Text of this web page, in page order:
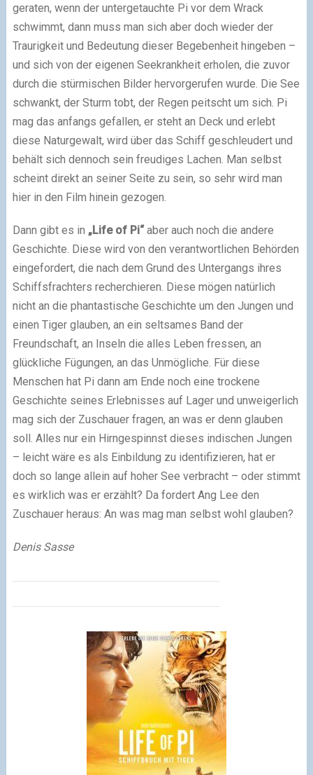
geraten, wenn der untergetauchte Pi vor dem Wrack
schwimmt, dann muss man sich aber doch wieder der
Traurigkeit und Bedeutung dieser Begebenheit hingeben –
und sich von der eigenen Seekrankheit erholen, die zuvor
durch die stürmischen Bilder hervorgerufen wurde. Die See
schwankt, der Sturm tobt, der Regen peitscht um sich. Pi
mag das anfangs gefallen, er steht an Deck und erlebt
diese Naturgewalt, wird über das Schiff geschleudert und
behält sich dennoch sein freudiges Lachen. Man selbst
scheint direkt an seiner Seite zu sein, so sehr wird man
hier in den Film hinein gezogen.
Dann gibt es in „Life of Pi“aber auch noch die andere
Geschichte. Diese wird von den verantwortlichen Behörden
eingefordert, die nach dem Grund des Untergangs ihres
Schiffsfrachters recherchieren. Diese mögen natürlich
nicht an die phantastische Geschichte um den Jungen und
einen Tiger glauben, an ein seltsames Band der
Freundschaft, an Inseln die alles Leben fressen, an
glückliche Fügungen, an das Unmögliche. Für diese
Menschen hat Pi dann am Ende noch eine trockene
Geschichte seines Erlebnisses auf Lager und unweigerlich
mag sich der Zuschauer fragen, an was er denn glauben
soll. Alles nur ein Hirngespinnst dieses indischen Jungen
– leicht wäre es als Einbildung zu identifizieren, hat er
doch so lange allein auf hoher See verbracht – oder stimmt
es wirklich was er erzählt? Da fordert Ang Lee den
Zuschauer heraus: An was mag man selbst wohl glauben?
Denis Sasse